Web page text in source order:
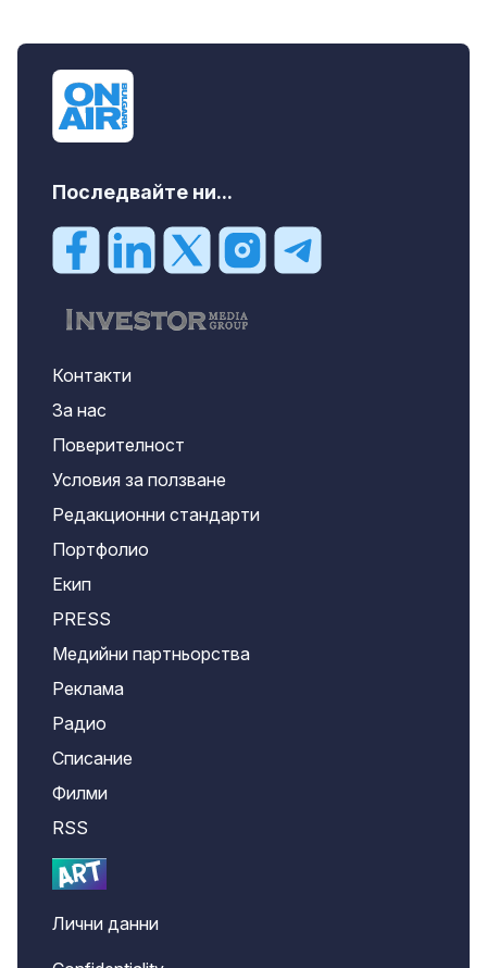
Последвайте ни...
Контакти
За нас
Поверителност
Условия за ползване
Редакционни стандарти
Портфолио
Екип
PRESS
Медийни партньорства
Реклама
Радио
Списание
Филми
RSS
Лични данни